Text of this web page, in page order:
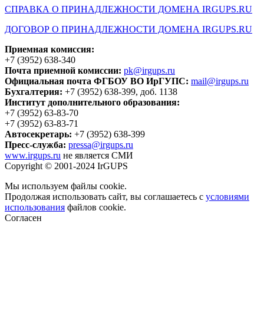
СПРАВКА О ПРИНАДЛЕЖНОСТИ ДОМЕНА IRGUPS.RU
ДОГОВОР О ПРИНАДЛЕЖНОСТИ ДОМЕНА IRGUPS.RU
Приемная комиссия:
+7 (3952) 638-340
Почта приемной комиссии: pk@irgups.ru
Официальная почта ФГБОУ ВО ИрГУПС: mail@irgups.ru
Бухгалтерия: +7 (3952) 638-399, доб. 1138
Институт дополнительного образования:
+7 (3952) 63-83-70
+7 (3952) 63-83-71
Автосекретарь: +7 (3952) 638-399
Пресс-служба: pressa@irgups.ru
www.irgups.ru не является СМИ
Copyright © 2001-2024 IrGUPS
Мы используем файлы cookie.
Продолжая использовать сайт, вы соглашаетесь с условиями
использования файлов cookie.
Согласен